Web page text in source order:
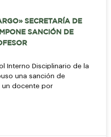
SECRETARÍA DE
SANCIÓN DE
Interno Disciplinario de la
una sanción de
un docente por